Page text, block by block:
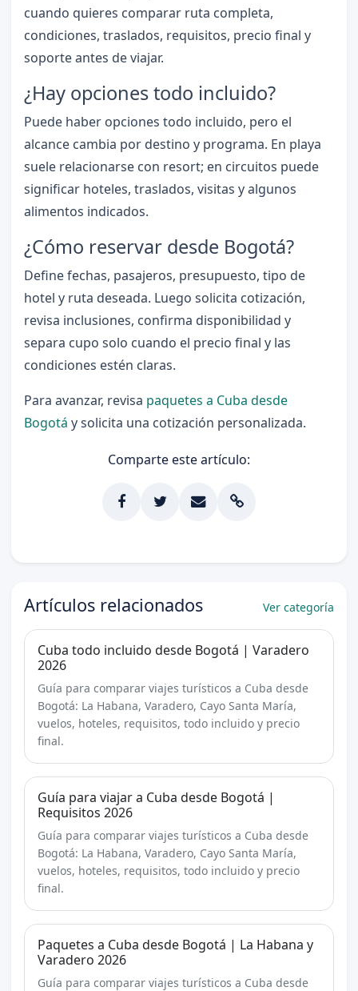
cuando quieres comparar ruta completa,
condiciones, traslados, requisitos, precio final y
soporte antes de viajar.
¿Hay opciones todo incluido?
Puede haber opciones todo incluido, pero el
alcance cambia por destino y programa. En playa
suele relacionarse con resort; en circuitos puede
significar hoteles, traslados, visitas y algunos
alimentos indicados.
¿Cómo reservar desde Bogotá?
Define fechas, pasajeros, presupuesto, tipo de
hotel y ruta deseada. Luego solicita cotización,
revisa inclusiones, confirma disponibilidad y
separa cupo solo cuando el precio final y las
condiciones estén claras.
Para avanzar, revisa paquetes a Cuba desde
Bogotá y solicita una cotización personalizada.
Comparte este artículo:
Artículos relacionados Ver categoría
Cuba todo incluido desde Bogotá | Varadero
2026
Guía para comparar viajes turísticos a Cuba desde
Bogotá: La Habana, Varadero, Cayo Santa María,
vuelos, hoteles, requisitos, todo incluido y precio
final.
Guía para viajar a Cuba desde Bogotá |
Requisitos 2026
Guía para comparar viajes turísticos a Cuba desde
Bogotá: La Habana, Varadero, Cayo Santa María,
vuelos, hoteles, requisitos, todo incluido y precio
final.
Paquetes a Cuba desde Bogotá | La Habana y
Varadero 2026
Guía para comparar viajes turísticos a Cuba desde